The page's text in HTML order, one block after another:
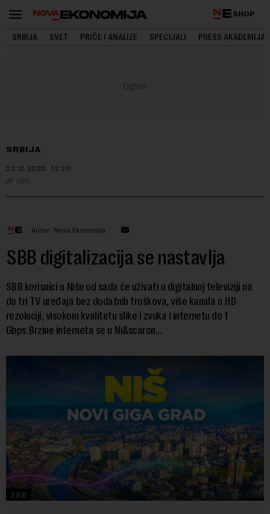
SHOP
SRBIJA SVET PRIČE I ANALIZE SPECIJALI PRESS AKADEMIJA
SRBIJA
22.12.2020. 13:20
SBB
Autor: Nova Ekonomija
SBB digitalizacija se nastavlja
SBB korisnici u Nišu od sada će uživati u digitalnoj televiziji na
do tri TV uređaja bez dodatnih troškova, više kanala u HD
rezoluciji, visokom kvalitetu slike i zvuka i internetu do 1
Gbps.Brzine interneta se u Ni&scaron...
SBB